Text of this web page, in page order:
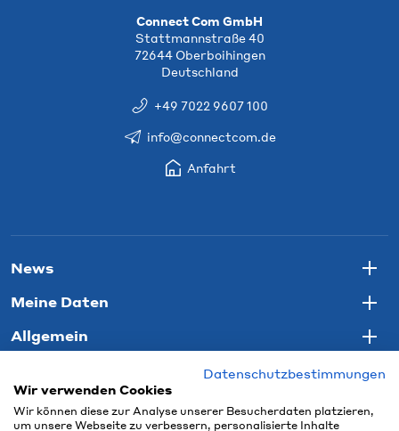
Connect Com GmbH
Stattmannstraße 40
72644 Oberboihingen
Deutschland
+49 7022 9607 100
info@connectcom.de
Anfahrt
News
Meine Daten
Allgemein
Datenschutzbestimmungen
Wir verwenden Cookies
Wir können diese zur Analyse unserer Besucherdaten platzieren,
um unsere Webseite zu verbessern, personalisierte Inhalte